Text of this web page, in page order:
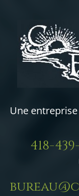
Une
418-